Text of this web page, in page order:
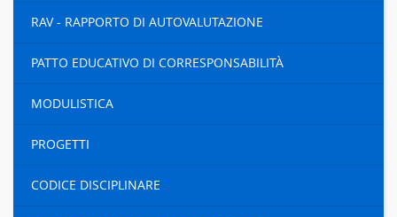
RAV - RAPPORTO DI AUTOVALUTAZIONE
PATTO EDUCATIVO DI CORRESPONSABILITÀ
MODULISTICA
PROGETTI
CODICE DISCIPLINARE